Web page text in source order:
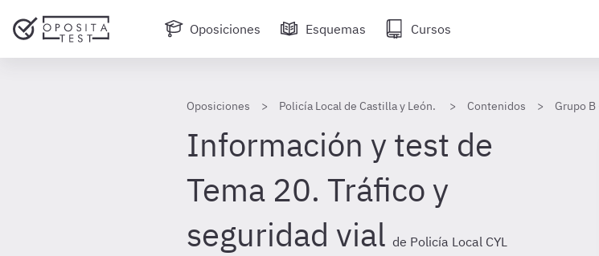
Oposiciones Esquemas Cursos
Oposiciones Policía Local de Castilla y León. Contenidos Grupo B
Información y test de
Tema 20. Tráfico y
seguridad vial de Policía Local CYL